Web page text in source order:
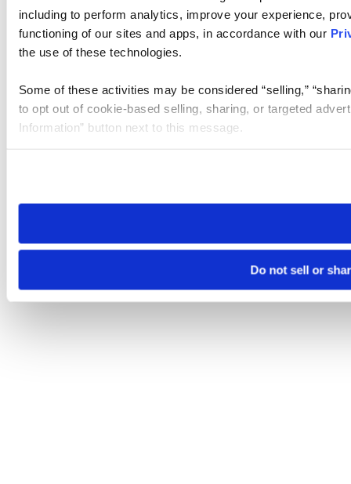
including to perform analytics, improve your experience,
functioning of our sites and apps, in accordance with our
the use of these technologies.
Some of these activities may be considered “selling,”
to opt out of cookie-based selling, sharing, or targeted
Information” button next to this message.
need to be set again.
Do not sell or